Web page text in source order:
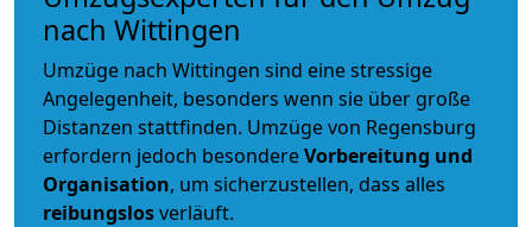
nach Wittingen
Umzüge nach Wittingen sind eine stressige
Angelegenheit, besonders wenn sie über große
Distanzen stattfinden. Umzüge von Regensburg
erfordern jedoch besondereVorbereitung und
Organisation, um sicherzustellen, dass alles
reibungslosverläuft.